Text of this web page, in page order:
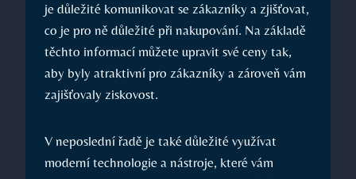
je důležité komunikovat se zákazníky a zjišťovat,
co je pro ně důležité při nakupování. Na základě
těchto informací můžete upravit své ceny tak,
aby byly atraktivní pro zákazníky a zároveň vám
zajišťovaly ziskovost.
V neposlední řadě je také důležité využívat
moderní technologie a nástroje, které vám